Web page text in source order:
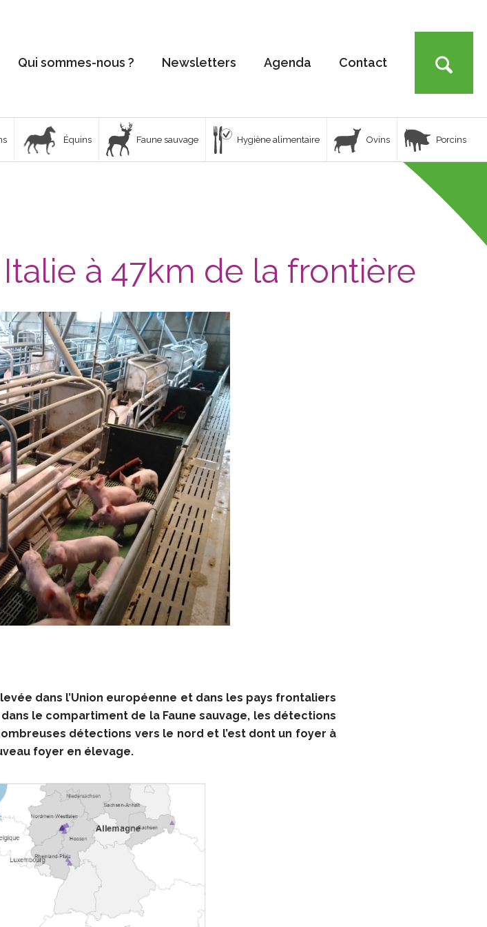
Qui sommes-nous ? Newsletters Agenda Contact
Équins Faune sauvage Hygiène alimentaire Ovins Porcins
à 47km de la frontière
dans l’Union européenne et dans les pays frontaliers
le compartiment de la Faune sauvage, les détections
détections vers le nord et l’est dont un foyer à
foyer en élevage.